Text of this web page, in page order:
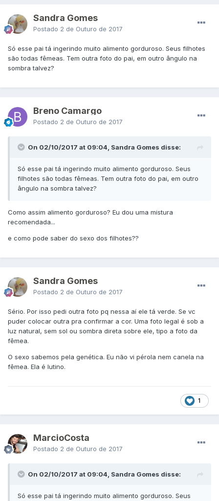
Sandra Gomes
Postado 2 de Outuro de 2017
Só esse pai tá ingerindo muito alimento gorduroso. Seus filhotes
são todas fêmeas. Tem outra foto do pai, em outro ângulo na
sombra talvez?
Breno Camargo
Postado 2 de Outuro de 2017
On 02/10/2017 at 09:04, Sandra Gomes disse:
Só esse pai tá ingerindo muito alimento gorduroso. Seus
filhotes são todas fêmeas. Tem outra foto do pai, em outro
ângulo na sombra talvez?
Como assim alimento gorduroso? Eu dou uma mistura
recomendada...
e como pode saber do sexo dos filhotes??
Sandra Gomes
Postado 2 de Outuro de 2017
Sério. Por isso pedi outra foto pq nessa aí ele tá verde. Se vc
puder colocar outra pra confirmar a cor. Uma foto legal é sob a
luz natural, sem sol ou sombra direta sobre ele, tipo a foto da
fêmea.
O sexo sabemos pela genética. Eu não vi pérola nem canela na
fêmea. Ela é lutino.
1
MarcioCosta
Postado 2 de Outuro de 2017
On 02/10/2017 at 09:04, Sandra Gomes disse:
Só esse pai tá ingerindo muito alimento gorduroso. Seus